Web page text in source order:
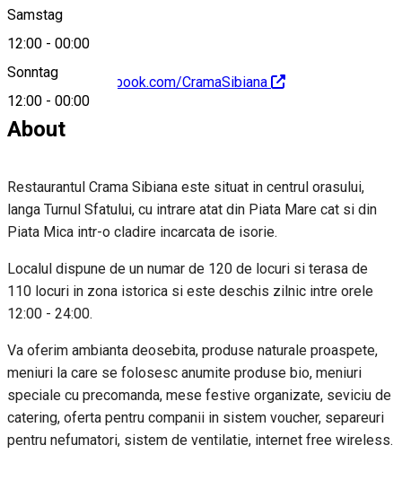
Samstag
12:00 - 00:00
Sonntag
12:00 - 00:00
https://www.facebook.com/CramaSibiana
About
Restaurantul Crama Sibiana este situat in centrul orasului,
langa Turnul Sfatului, cu intrare atat din Piata Mare cat si din
Piata Mica intr-o cladire incarcata de isorie.
Localul dispune de un numar de 120 de locuri si terasa de
110 locuri in zona istorica si este deschis zilnic intre orele
12:00 - 24:00.
Va oferim ambianta deosebita, produse naturale proaspete,
meniuri la care se folosesc anumite produse bio, meniuri
speciale cu precomanda, mese festive organizate, seviciu de
catering, oferta pentru companii in sistem voucher, separeuri
pentru nefumatori, sistem de ventilatie, internet free wireless.